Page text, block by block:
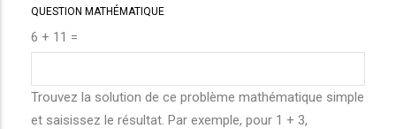
QUESTION MATHÉMATIQUE
6 + 11 =
Trouvez la solution de ce problème mathématique simple
et saisissez le résultat. Par exemple, pour 1 + 3,